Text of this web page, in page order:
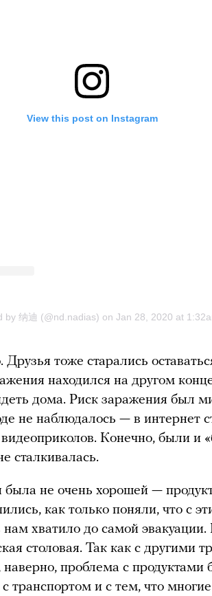
тоже старались
находился на другом
дома. Риск заражения был
не наблюдалось — в интернет
Конечно, были и
сталкивалась.
была не очень хорошей —
как только поняли, что с
нам хватило до самой
столовая. Так как с другими
наверно, проблема с продуктами
транспортом и с тем, что